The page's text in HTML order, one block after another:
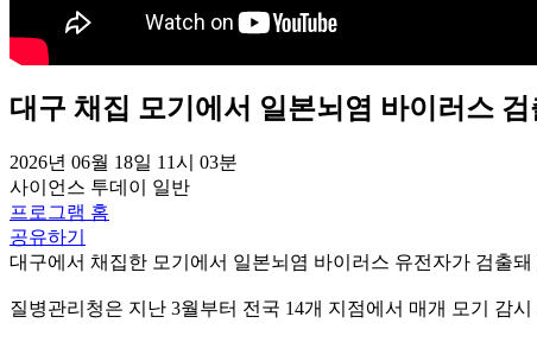
대구 채집 모기에서 일본뇌염 바이러스
2026년 06월 18일 11시 03분
사이언스 투데이
일반
프로그램 홈
공유하기
대구에서 채집한 모기에서 일본뇌염 바이러스 유전자가 검출
질병관리청은 지난 3월부터 전국 14개 지점에서 매개 모기 감